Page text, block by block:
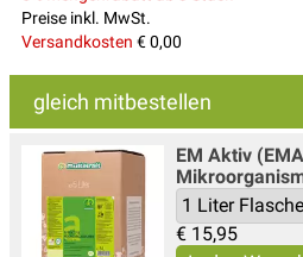
Preise inkl. MwSt.
Versandkosten € 0,00
gleich mitbestellen
EM Aktiv
€ 15,95